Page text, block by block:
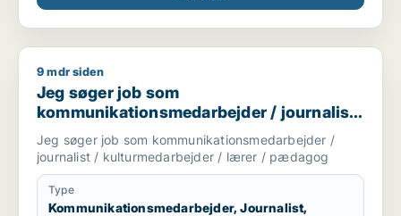
Jeg søger job som kommunikationsmedarbejder /
9 mdr siden
Jeg søger job som
kommunikationsmedarbejder / journalist
/ kulturmedarbejder / lærer / pædagog
Jeg søger job som kommunikationsmedarbejder /
journalist / kulturmedarbejder / lærer / pædagog
Type
Kommunikationsmedarbejder, Journalist,